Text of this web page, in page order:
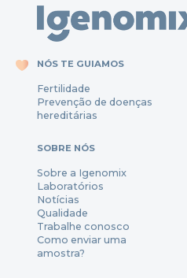
NÓS TE GUIAMOS
Fertilidade
Prevenção dedoenças
hereditárias
SOBRE NÓS
Sobre a Igenomix
Laboratórios
Notícias
Qualidade
Trabalhe conosco
Como enviar uma
amostra?